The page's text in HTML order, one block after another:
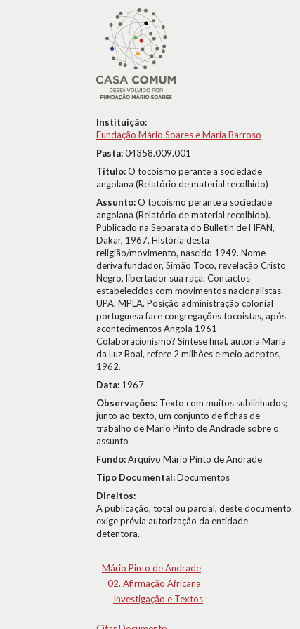
Instituição:
Fundação Mário Soares e Maria Barroso
Pasta:04358.009.001
Título:O tocoismo perante a sociedade
angolana (Relatório de material recolhido)
Assunto:O tocoismo perante a sociedade
angolana (Relatório de material recolhido).
Publicado na Separata do Bulletin de l'IFAN,
Dakar, 1967. História desta
religião/movimento, nascido 1949. Nome
deriva fundador, Simão Toco, revelação Cristo
Negro, libertador sua raça. Contactos
estabelecidos com movimentos nacionalistas.
UPA. MPLA. Posição administração colonial
portuguesa face congregações tocoistas, após
acontecimentos Angola 1961
Colaboracionismo? Síntese final, autoria Maria
da Luz Boal, refere 2 milhões e meio adeptos,
1962.
Data: 1967
Observações: Texto com muitos sublinhados;
junto ao texto, um conjunto de fichas de
trabalho de Mário Pinto de Andrade sobre o
assunto
Fundo:Arquivo Mário Pinto de Andrade
Tipo Documental:Documentos
Direitos:
A publicação, total ou parcial, deste documento
exige prévia autorização da entidade
detentora.
Mário Pinto de Andrade
02. Afirmação Africana
Investigação e Textos